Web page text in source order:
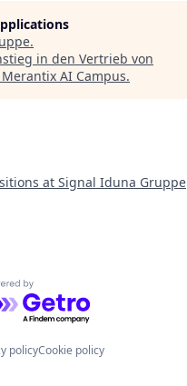
.
in den Vertrieb von
Merantix AI Campus.
at Signal Iduna Gruppe
by Getro.com
policyCookie policy